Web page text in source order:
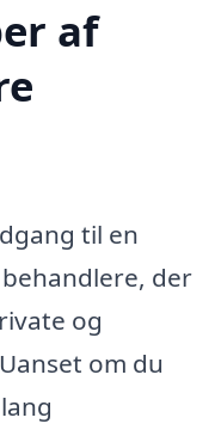
af
til en
der
og
om du